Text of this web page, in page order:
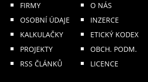
FIRMY
OSOBNÍ ÚDAJE
KALKULAČKY
PROJEKTY
RSS ČLÁNKŮ
O NÁS
INZERCE
ETICKÝ KODEX
OBCH. PODM.
LICENCE